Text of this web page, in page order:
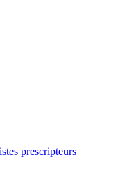
prescripteurs